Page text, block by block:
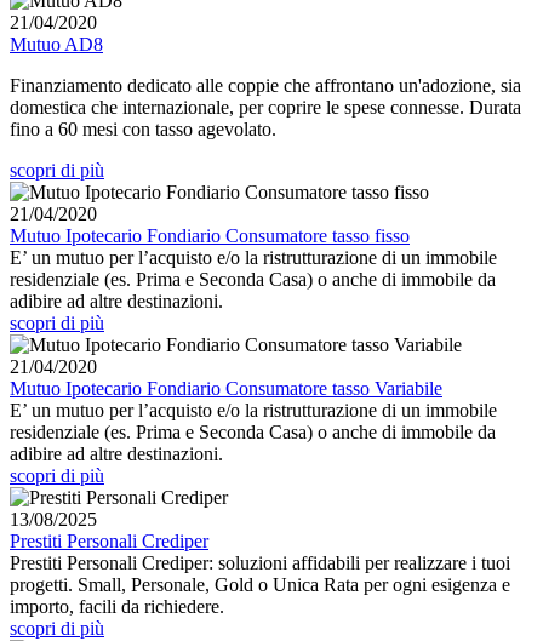
21/04/2020
Mutuo AD8
Finanziamento dedicato alle coppie che affrontano un'adozione, sia
domestica che internazionale, per coprire le spese connesse. Durata
fino a 60 mesi con tasso agevolato.
scopri di più
21/04/2020
Mutuo Ipotecario Fondiario Consumatore tasso fisso
E’ un mutuo per l’acquisto e/o la ristrutturazione di un immobile
residenziale (es. Prima e Seconda Casa) o anche di immobile da
adibire ad altre destinazioni.
scopri di più
21/04/2020
Mutuo Ipotecario Fondiario Consumatore tasso Variabile
E’ un mutuo per l’acquisto e/o la ristrutturazione di un immobile
residenziale (es. Prima e Seconda Casa) o anche di immobile da
adibire ad altre destinazioni.
scopri di più
13/08/2025
Prestiti Personali Crediper
Prestiti Personali Crediper: soluzioni affidabili per realizzare i tuoi
progetti. Small, Personale, Gold o Unica Rata per ogni esigenza e
importo, facili da richiedere.
scopri di più